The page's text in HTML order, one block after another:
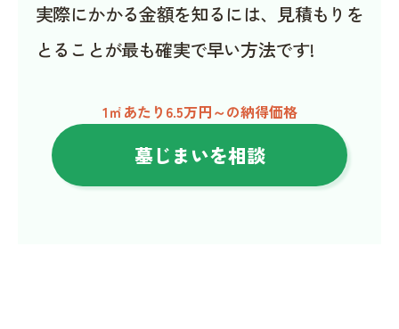
実際にかかる金額を知るには、見積もりを
とることが最も確実で早い方法です!
1㎡あたり6.5万円～の納得価格
墓じまいを相談